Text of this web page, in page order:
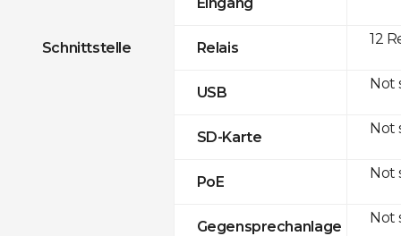
Schnittstelle Relais
USB
SD-Karte
PoE
Gegensprechanlage
12
Not
Not
Not
Not